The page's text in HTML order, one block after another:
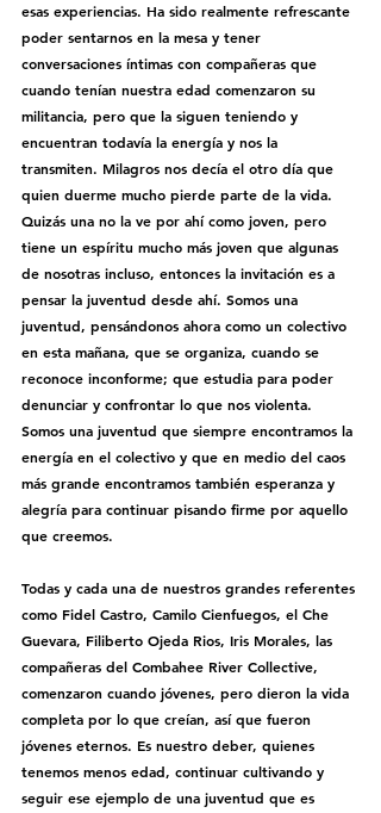
esas experiencias. Ha sido realmente refrescante
poder sentarnos en la mesa y tener
conversaciones íntimas con compañeras que
cuando tenían nuestra edad comenzaron su
militancia, pero que la siguen teniendo y
encuentran todavía la energía y nos la
transmiten. Milagros nos decía el otro día que
quien duerme mucho pierde parte de la vida.
Quizás una no la ve por ahí como joven, pero
tiene un espíritu mucho más joven que algunas
de nosotras incluso, entonces la invitación es a
pensar la juventud desde ahí. Somos una
juventud, pensándonos ahora como un colectivo
en esta mañana, que se organiza, cuando se
reconoce inconforme; que estudia para poder
denunciar y confrontar lo que nos violenta.
Somos una juventud que siempre encontramos la
energía en el colectivo y que en medio del caos
más grande encontramos también esperanza y
alegría para continuar pisando firme por aquello
que creemos.
Todas y cada una de nuestros grandes referentes
como Fidel Castro, Camilo Cienfuegos, el Che
Guevara, Filiberto Ojeda Rios, Iris Morales, las
compañeras del Combahee River Collective,
comenzaron cuando jóvenes, pero dieron la vida
completa por lo que creían, así que fueron
jóvenes eternos. Es nuestro deber, quienes
tenemos menos edad, continuar cultivando y
seguir ese ejemplo de una juventud que es